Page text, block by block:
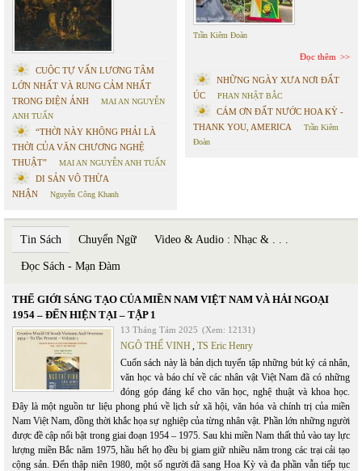
CUỘC TỰ VẤN LƯƠNG TÂM
LỚN NHẤT VÀ RUNG CẢM NHẤT
TRONG ĐIỆN ẢNH
MAI AN NGUYỄN
ANH TUẤN
“THỜI NÀY KHÔNG PHẢI LÀ
THỜI CỦA VĂN CHƯƠNG NGHỆ
THUẬT”
MAI AN NGUYỄN ANH TUẤN
DI SẢN VÔ THỪA
NHẬN
Nguyễn Công Khanh
Trần Kiêm Đoàn
Đọc thêm
NHỮNG NGÀY XƯA NƠI ĐẤT
ÚC
PHAN NHẬT BẮC
CÁM ƠN ĐẤT NƯỚC HOA KỲ -
THANK YOU, AMERICA
Trần Kiêm
Đoàn
Tin Sách Chuyển Ngữ Video & Audio : Nhạc & . . .
Đọc Sách - Mạn Đàm
THẾ GIỚI SÁNG TẠO CỦA MIỀN NAM VIỆT NAM VÀ HẢI NGOẠI
1954 – ĐẾN HIỆN TẠI – TẬP 1
13 Tháng Tám 2025 (Xem: 12131)
NGÔ THẾ VINH, TS Eric Henry
Cuốn sách này là bản dịch tuyển tập những bút ký cá nhân,
văn học và báo chí về các nhân vật Việt Nam đã có những
đóng góp đáng kể cho văn học, nghệ thuật và khoa học.
Đây là một nguồn tư liệu phong phú về lịch sử xã hội, văn hóa và chính trị của miền
Nam Việt Nam, đồng thời khắc họa sự nghiệp của từng nhân vật. Phần lớn những người
được đề cập nổi bật trong giai đoạn 1954 – 1975. Sau khi miền Nam thất thủ vào tay lực
lượng miền Bắc năm 1975, hầu hết họ đều bị giam giữ nhiều năm trong các trại cải tạo
cộng sản. Đến thập niên 1980, một số người đã sang Hoa Kỳ và đa phần vẫn tiếp tục